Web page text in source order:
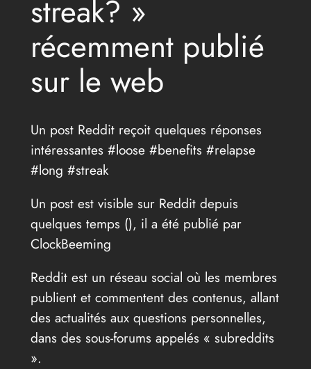
streak? »
récemment publié
sur le web
Un post Reddit reçoit quelques réponses
intéressantes #loose #benefits #relapse
#long #streak
Un post est visible sur Reddit depuis
quelques temps (), il a été publié par
ClockBeeming
Reddit est un réseau social où les membres
publient et commentent des contenus, allant
des actualités aux questions personnelles,
dans des sous-forums appelés « subreddits
».